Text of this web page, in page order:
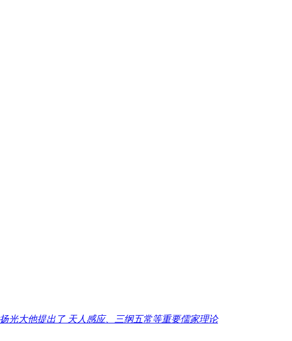
光大他提出了 天人感应、三纲五常等重要儒家理论